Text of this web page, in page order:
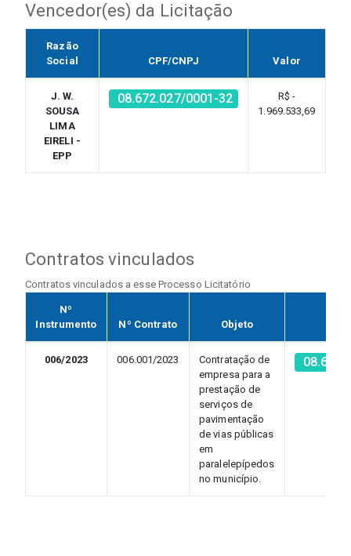
Vencedor(es) da Licitação
Razão
Social
CPF/CNPJ Valor
J. W.
SOUSA
LIMA
EIRELI -
EPP
08.672.027/0001-32
R$ -
1.969.533,69
Contratos vinculados
Contratos vinculados a esse Processo Licitatório
Nº
Instrumento
Nº Contrato Objeto
006/2023 006.001/2023
Contratação de
empresa para a
prestação de
serviços de
pavimentação
de vias públicas
em
paralelepípedos
no município.